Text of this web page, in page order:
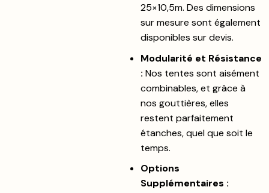
25×10,5m. Des dimensions
sur mesure sont également
disponibles sur devis.
Modularité et Résistance
: Nos tentes sont aisément
combinables, et grâce à
nos gouttières, elles
restent parfaitement
étanches, quel que soit le
temps.
Options
Supplémentaires :